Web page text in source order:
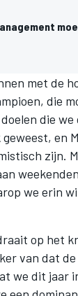
met de
die
die
en
zijn.
we erin
op het
van dat
we dit